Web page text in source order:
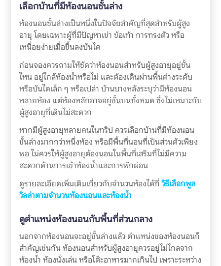
เลือกบ้านที่มีห้องนอนชั้นล่าง
ห้องนอนชั้นล่างเป็นหนึ่งในปัจจัยสำคัญที่สุดสำหรับผู้สูง
อายุ โดยเฉพาะผู้ที่มีปัญหาเข่า ข้อเท้า การทรงตัว หรือ
เหนื่อยง่ายเมื่อขึ้นลงบันได
ก่อนจองควรถามให้ชัดว่าห้องนอนสำหรับผู้สูงอายุอยู่ชั้น
ไหน อยู่ใกล้ห้องน้ำหรือไม่ และต้องเดินผ่านพื้นต่างระดับ
หรือบันไดเล็ก ๆ หรือเปล่า บ้านบางหลังระบุว่ามีห้องนอน
หลายห้อง แต่ห้องหลักอาจอยู่ชั้นบนทั้งหมด ซึ่งไม่เหมาะกับ
ผู้สูงอายุที่เดินไม่สะดวก
หากมีผู้สูงอายุหลายคนในทริป ควรเลือกบ้านที่มีห้องนอน
ชั้นล่างมากกว่าหนึ่งห้อง หรือมีพื้นที่นอนที่เป็นส่วนตัวเพียง
พอ ไม่ควรให้ผู้สูงอายุต้องนอนในพื้นที่เสริมที่ไม่มีความ
สะดวกด้านการเข้าห้องน้ำและการพักผ่อน
ดูรายละเอียดเพิ่มเติมเกี่ยวกับจำนวนห้องได้ที่ วิธีเลือกพูล
วิลล่าตามจำนวนห้องนอนและห้องน้ำ
ดูตำแหน่งห้องนอนกับพื้นที่ส่วนกลาง
นอกจากห้องนอนจะอยู่ชั้นล่างแล้ว ตำแหน่งของห้องนอนก็
สำคัญเช่นกัน ห้องนอนสำหรับผู้สูงอายุควรอยู่ไม่ไกลจาก
ห้องน้ำ ห้องนั่งเล่น หรือโต๊ะอาหารมากเกินไป เพราะระหว่าง